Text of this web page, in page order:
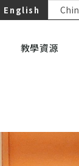
English
教學資源